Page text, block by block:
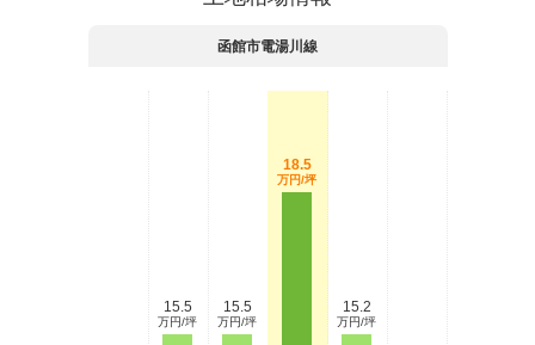
函館市電湯川線
15.5
万円/坪
15.5
万円/坪
18.5
万円/坪
15.2
万円/坪